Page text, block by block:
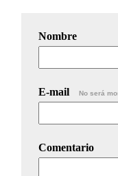
Nombre
E-mail No será
Comentario